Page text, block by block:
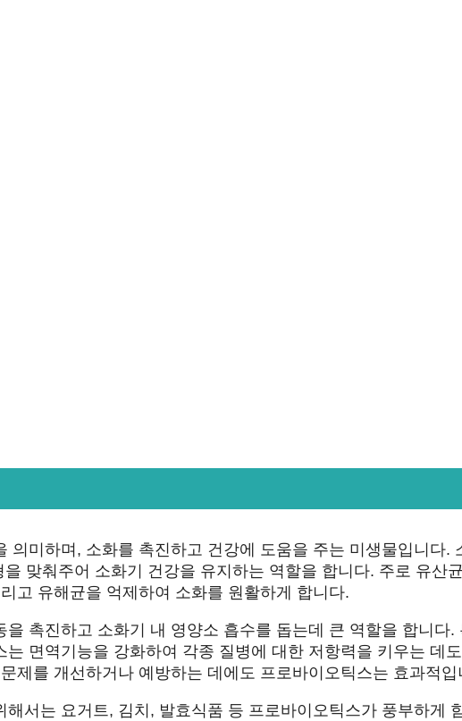
의미하며, 소화를 촉진하고 건강에 도움을 주는 미생물입니다.
맞춰주어 소화기 건강을 유지하는 역할을 합니다. 주로 유산
고 유해균을 억제하여 소화를 원활하게 합니다.
촉진하고 소화기 내 영양소 흡수를 돕는데 큰 역할을 합니다.
면역기능을 강화하여 각종 질병에 대한 저항력을 키우는 데
제를 개선하거나 예방하는 데에도 프로바이오틱스는 효과적입
서는 요거트, 김치, 발효식품 등 프로바이오틱스가 풍부하게